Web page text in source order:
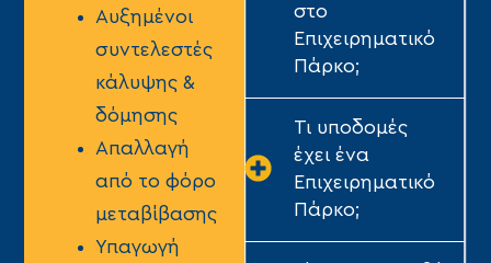
Αυξημένοι
συντελεστές
κάλυψης &
δόμησης
Απαλλαγή
από το φόρο
μεταβίβασης
Υπαγωγή
στο
Επιχειρηματικό
Πάρκο;
Τι υποδομές
έχει ένα
Επιχειρηματικό
Πάρκο;